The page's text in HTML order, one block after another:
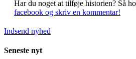
Har du noget at tilføje historien? Så
facebook og skriv en kommentar!
Indsend nyhed
Seneste nyt